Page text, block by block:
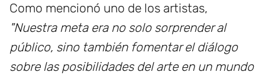
Como mencionó uno de los artistas,
"Nuestra meta era no solo sorprender al
público, sino también fomentar el diálogo
sobre las posibilidades del arte en un mundo